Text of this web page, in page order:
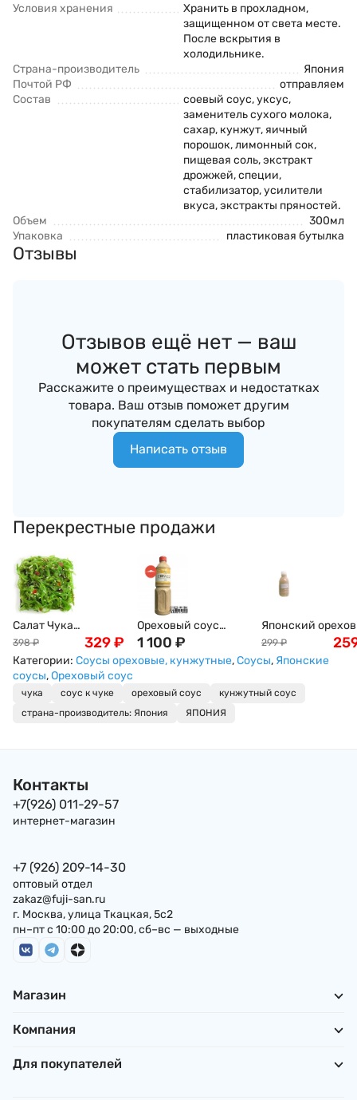
Условия хранения
Хранить в прохладном,
защищенном от света месте.
После вскрытия в
холодильнике.
Страна-производитель
Япония
Почтой РФ
отправляем
Состав
соевый соус, уксус,
заменитель сухого молока,
сахар, кунжут, яичный
порошок, лимонный сок,
пищевая соль, экстракт
дрожжей, специи,
стабилизатор, усилители
вкуса, экстракты пряностей.
Объем
300мл
Упаковка
пластиковая бутылка
Отзывы
Отзывов ещё нет — ваш
может стать первым
Расскажите о преимуществах и недостатках
товара. Ваш отзыв поможет другим
покупателям сделать выбор
Написать отзыв
Перекрестные продажи
Салат Чука
(замороженный) ,
1кг
398 ₽ 329₽
Ореховый соус
(Гамадари) Косё, 1л
1 100 ₽
Японский
соус, 250 мл
299 ₽
Категории: Соусы ореховые, кунжутные,Соусы, Японские
соусы,Ореховый соус
чука соус к чуке ореховый соус
кунжутный соус
страна-производитель: Япония
ЯПОНИЯ
Контакты
+7(926) 011-29-57
интернет-магазин
+7 (926) 209-14-30
оптовый отдел
zakaz@fuji-san.ru
г. Москва, улица Ткацкая, 5с2
пн–пт с 10:00 до 20:00, сб–вс — выходные
Магазин
Компания
Для покупателей